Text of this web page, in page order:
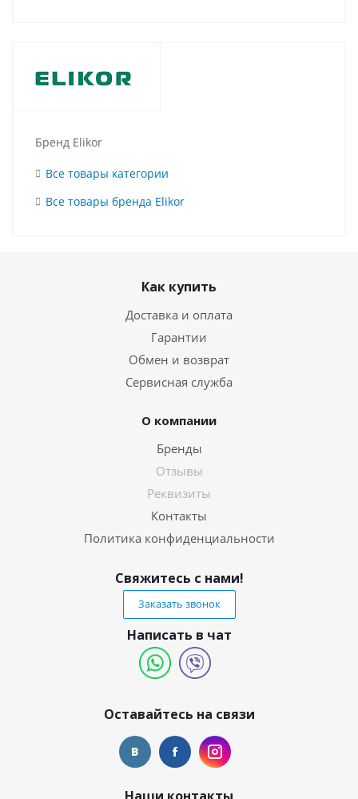
Бренд Elikor
Все товары категории
Все товары бренда Elikor
Как купить
Доставка и оплата
Гарантии
Обмен и возврат
Сервисная служба
О компании
Бренды
Отзывы
Реквизиты
Контакты
Политика конфиденциальности
Свяжитесь с нами!
Заказать звонок
Написать в чат
Оставайтесь на связи